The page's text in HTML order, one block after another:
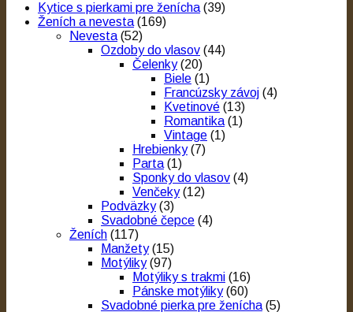
Kytice s pierkami pre ženícha (39)
Ženích a nevesta (169)
Nevesta (52)
Ozdoby do vlasov (44)
Čelenky (20)
Biele (1)
Francúzsky závoj (4)
Kvetinové (13)
Romantika (1)
Vintage (1)
Hrebienky (7)
Parta (1)
Sponky do vlasov (4)
Venčeky (12)
Podväzky (3)
Svadobné čepce (4)
Ženích (117)
Manžety (15)
Motýliky (97)
Motýliky s trakmi (16)
Pánske motýliky (60)
Svadobné pierka pre ženícha (5)